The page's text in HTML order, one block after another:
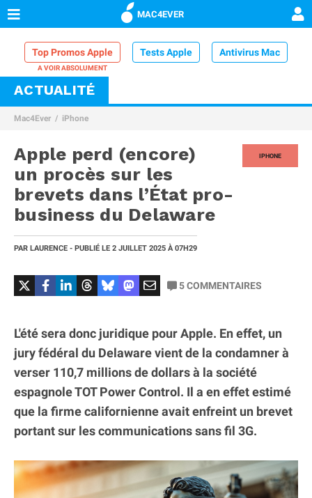
MAC4EVER
Top Promos Apple Tests Apple Antivirus Mac
VPN Mac
Comparatif iPhone
ACTUALITÉ
Mac4Ever iPhone
IPHONE
Apple perd (encore)
un procès sur les
brevets dans l’État pro-
business du Delaware
PAR LAURENCE - PUBLIÉ LE 2 JUILLET 2025 À 07H29
5COMMENTAIRES
L'été sera donc juridique pour Apple. En effet, un
jury fédéral du Delaware vient de la condamner à
verser 110,7 millions de dollars à la société
espagnole TOT Power Control. Il a en effet estimé
que la firme californienne avait enfreint un brevet
portant sur les communications sans fil 3G.